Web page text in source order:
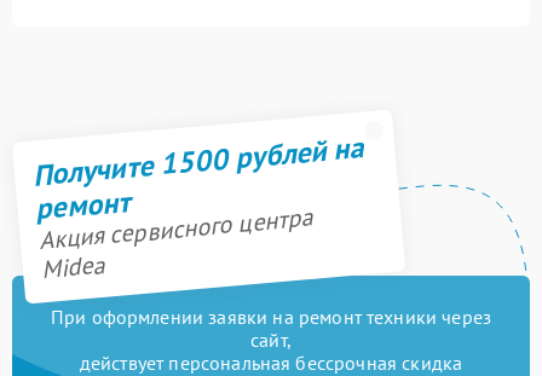
Получите 1500 рублей на
ремонт
Акция сервисного центра
Midea
При оформлении заявки на ремонт техники через
сайт,
действует персональная бессрочная скидка